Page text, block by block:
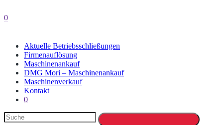
0
Aktuelle Betriebsschließungen
Firmenauflösung
Maschinenankauf
DMG Mori – Maschinenankauf
Maschinenverkauf
Kontakt
0